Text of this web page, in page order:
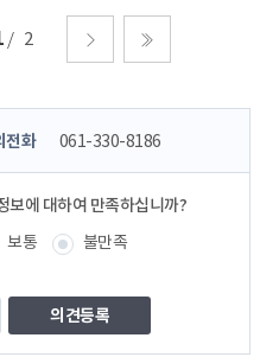
2
전화 061-330-8186
보에 대하여 만족하십니까?
보통
불만족